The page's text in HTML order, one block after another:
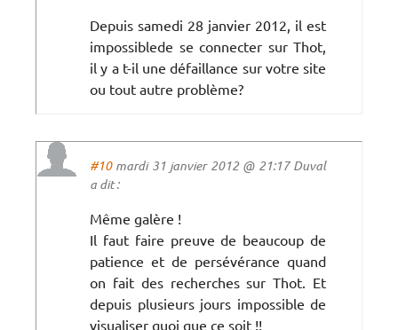
Depuis samedi 28 janvier 2012, il est
impossiblede se connecter sur Thot,
il y a t-il une défaillance sur votre site
ou tout autre problème?
#10mardi 31 janvier 2012 @ 21:17 Duval
a dit :
Même galère !
Il faut faire preuve de beaucoup de
patience et de persévérance quand
on fait des recherches sur Thot. Et
depuis plusieurs jours impossible de
visualiser quoi que ce soit !!